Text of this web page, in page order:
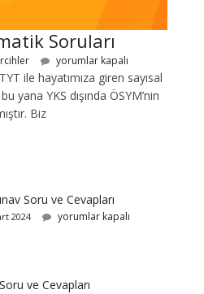
Soruları
yorumlar kapalı
ile hayatımıza giren sayısal
yana YKS dışında ÖSYM’nin
Biz
Soru ve Cevapları
2024 yorumlar kapalı
ve Cevapları